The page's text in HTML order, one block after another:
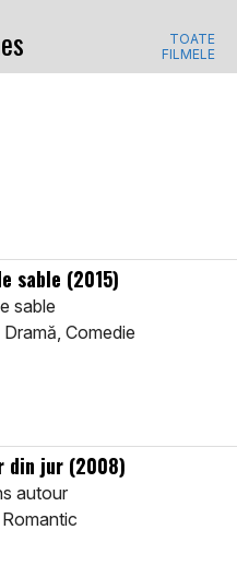
TOATE
FILMELE
sable (2015)
sable
Comedie
din jur (2008)
autour